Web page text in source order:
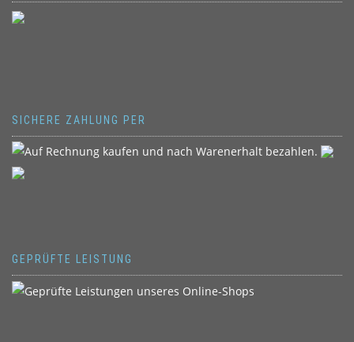
SICHERE ZAHLUNG PER
GEPRÜFTE LEISTUNG